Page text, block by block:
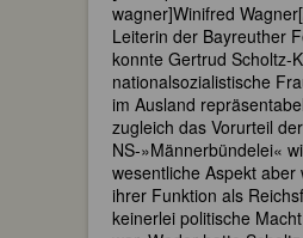
wagner]Winifred
Leiterin der Bayreuther
konnte Gertrud Scholtz-
nationalsozialistische
im Ausland
zugleich das Vorurteil der
NS-»Männerbündelei«
wesentliche Aspekt aber
ihrer Funktion als
keinerlei politische